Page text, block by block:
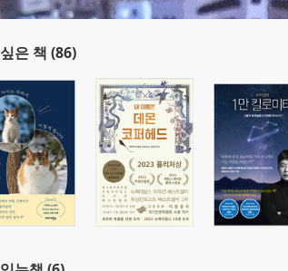
은 책 (86)